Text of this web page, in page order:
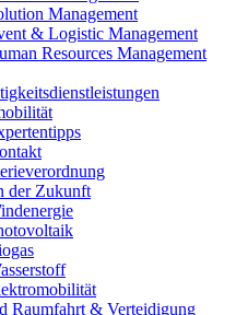
Management
& Logistic Management
Resources Management
der Zukunft
Raumfahrt & Verteidigung